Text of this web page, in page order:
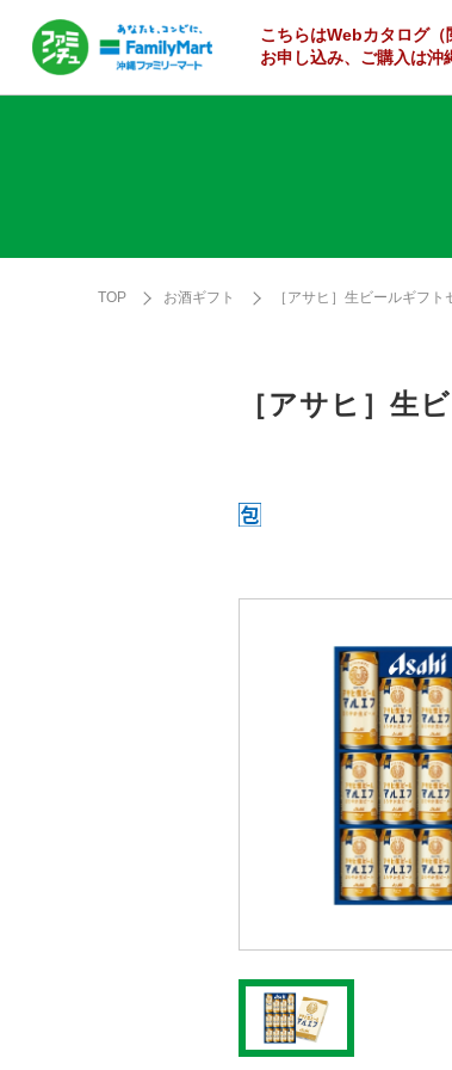
こちらはWebカタログ（
お申し込み、ご購入は沖
TOP お酒ギフト ［アサヒ］生ビールギフト
［アサヒ］生